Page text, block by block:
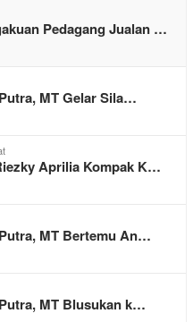
Pedagang Jualan …
MT Gelar Sila…
Aprilia Kompak K…
MT Bertemu An…
MT Blusukan k…